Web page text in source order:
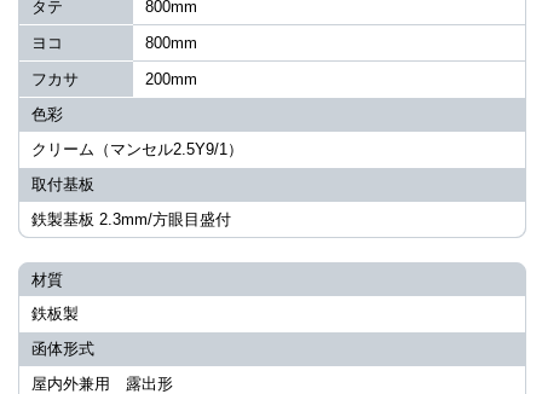
タテ
800mm
ヨコ
800mm
フカサ
200mm
色彩
クリーム（マンセル2.5Y9/1）
取付基板
鉄製基板 2.3mm/方眼目盛付
材質
鉄板製
函体形式
屋内外兼用 露出形